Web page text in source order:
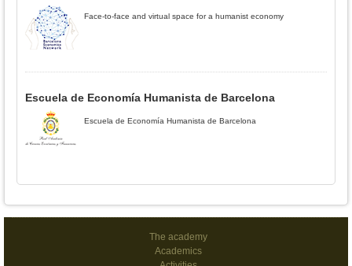
Face-to-face and virtual space for a humanist economy
Escuela de Economía Humanista de Barcelona
Escuela de Economía Humanista de Barcelona
The academy
Academics